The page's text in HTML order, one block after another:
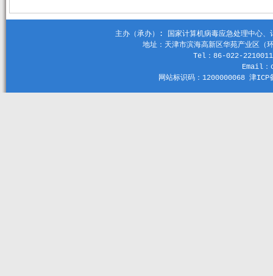
主办（承办）: 国家计算机病毒应急处理中心
地址：天津市滨海高新区华苑产业区
Tel：86-022-
Email
网站标识码：1200000068 津